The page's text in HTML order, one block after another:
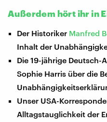
Außerdem hört ihr in
Der Historiker Manfred
Inhalt der
Die 19-jährige Deutsch-
Sophie Harris über die
Unser USA-
Alltagstauglichkeit der